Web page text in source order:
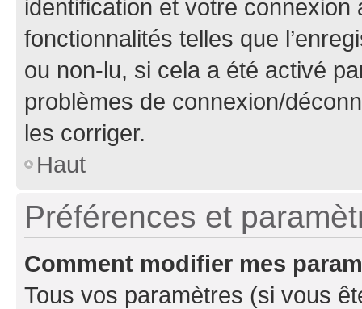
identification et votre
fonctionnalités telles que
ou non-lu, si cela a été activé
problèmes de connexion/
les corriger.
Haut
Préférences et
Comment modifier mes
Tous vos paramètres (si vous